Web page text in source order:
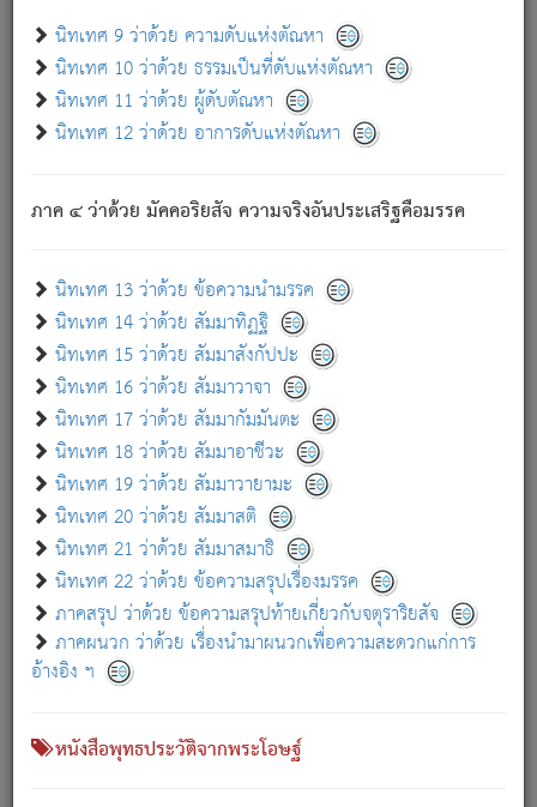
นิทเทศ 9 ว่าด้วย ความดับแห่งตัณหา
นิทเทศ 10 ว่าด้วย ธรรมเป็นที่ดับแห่งตัณหา
นิทเทศ 11 ว่าด้วย ผู้ดับตัณหา
นิทเทศ 12 ว่าด้วย อาการดับแห่งตัณหา
ภาค ๔ ว่าด้วย มัคคอริยสัจ ความจริงอันประเสริฐคือมรรค
นิทเทศ 13 ว่าด้วย ข้อความนำมรรค
นิทเทศ 14 ว่าด้วย สัมมาทิฏฐิ
นิทเทศ 15 ว่าด้วย สัมมาสังกัปปะ
นิทเทศ 16 ว่าด้วย สัมมาวาจา
นิทเทศ 17 ว่าด้วย สัมมากัมมันตะ
นิทเทศ 18 ว่าด้วย สัมมาอาชีวะ
นิทเทศ 19 ว่าด้วย สัมมาวายามะ
นิทเทศ 20 ว่าด้วย สัมมาสติ
นิทเทศ 21 ว่าด้วย สัมมาสมาธิ
นิทเทศ 22 ว่าด้วย ข้อความสรุปเรื่องมรรค
ภาคสรุป ว่าด้วย ข้อความสรุปท้ายเกี่ยวกับจตุราริยสัจ
ภาคผนวก ว่าด้วย เรื่องนำมาผนวกเพื่อความสะดวกแก่การ
อ้างอิง ฯ
หนังสือพุทธประวัติจากพระโอษฐ์
- อุ.ขุ. ๒๕/๑๒๑/๘๔.
(ข้อความนี้ เป็นพระพุทธอุทานที่ทรงเปล่งออก ที่โคนต้นโพธิ์
เป็นที่ตรัสรู้ เมื่อตรัสรู้แล้วได้ 7 วัน)
เกี่ยวกับธรรมโฆษณ์ออนไลน์ (Disclaimer)
แม้ระบบ "ธรรมโฆษณ์ออนไลน์" พยายามปรับปรุงข้อมูลให้ถูกต้องมากที่สุด
ผู้ศึกษาก็พึงตรวจสอบกับตัวเล่มหนังสือต้นฉบับ ที่มีการพิมพ์ครั้งล่าสุด
ก่อนนำข้อมูลไปใช้ในการอ้างอิง"
เกี่ยวกับอัตถจารี|เกี่ยวกับการพัฒนา|แจ้งข้อผิดพลาด / แนะนำ
หนังสือที่เกี่ยวข้อง